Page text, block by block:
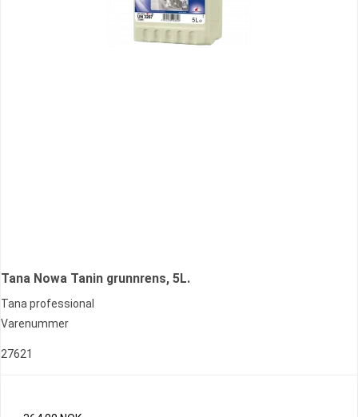
Tana Nowa Tanin grunnrens, 5L.
Tana professional
Varenummer
27621